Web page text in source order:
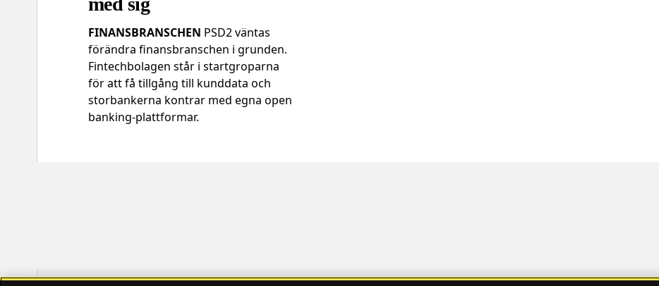
FINANSBRANSCHEN PSD2 väntas
förändra finansbranschen i grunden.
Fintechbolagen står i startgroparna
för att få tillgång till kunddata och
storbankerna kontrar med egna open
banking-plattformar.